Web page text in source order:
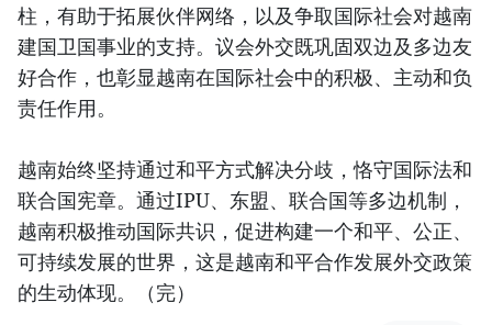
柱，有助于拓展伙伴网络，以及争取国际社会对越南
建国卫国事业的支持。议会外交既巩固双边及多边友
好合作，也彰显越南在国际社会中的积极、主动和负
责任作用。
越南始终坚持通过和平方式解决分歧，恪守国际法和
联合国宪章。通过IPU、东盟、联合国等多边机制，
越南积极推动国际共识，促进构建一个和平、公正、
可持续发展的世界，这是越南和平合作发展外交政策
的生动体现。（完）